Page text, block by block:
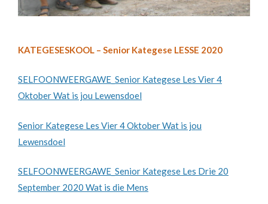
KATEGESESKOOL – Senior Kategese LESSE 2020
SELFOONWEERGAWE_Senior Kategese Les Vier 4
Oktober Wat is jou Lewensdoel
Senior Kategese Les Vier 4 Oktober Wat is jou
Lewensdoel
SELFOONWEERGAWE_Senior Kategese Les Drie 20
September 2020 Wat is die Mens